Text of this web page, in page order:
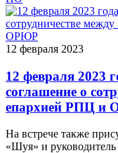
12 февраля 2023
12 февраля 2023
соглашение о
епархией РПЦ
На встрече также
«Шуя» и